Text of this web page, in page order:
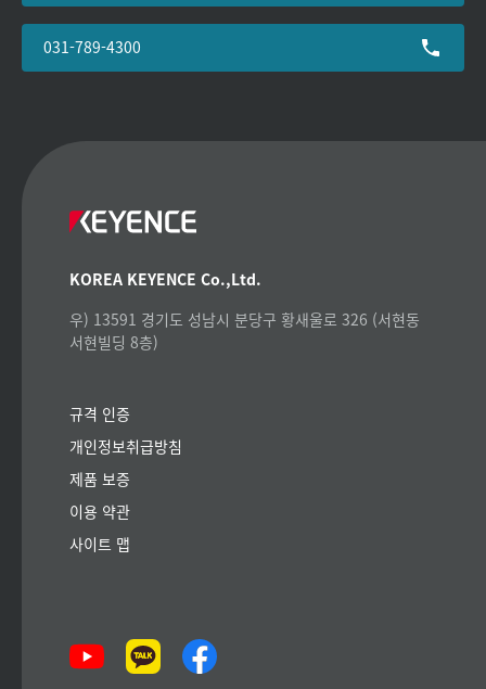
031-789-4300
KOREA KEYENCE Co.,Ltd.
우) 13591 경기도 성남시 분당구 황새울로 326 (서현동
서현빌딩 8층)
규격 인증
개인정보취급방침
제품 보증
이용 약관
사이트 맵